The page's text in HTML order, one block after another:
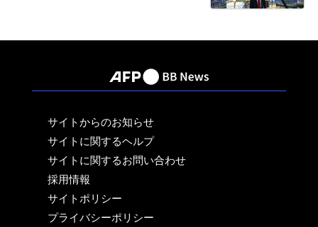
サイトからのお知らせ
サイトに関するヘルプ
サイトに関するお問い合わせ
採用情報
サイトポリシー
プライバシーポリシー